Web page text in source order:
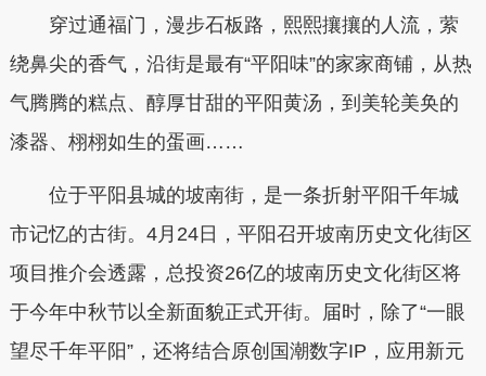
穿过通福门，漫步石板路，熙熙攘攘的人流，萦
绕鼻尖的香气，沿街是最有“平阳味”的家家商铺，从热
气腾腾的糕点、醇厚甘甜的平阳黄汤，到美轮美奂的
漆器、栩栩如生的蛋画……
位于平阳县城的坡南街，是一条折射平阳千年城
市记忆的古街。4月24日，平阳召开坡南历史文化街区
项目推介会透露，总投资26亿的坡南历史文化街区将
于今年中秋节以全新面貌正式开街。届时，除了“一眼
望尽千年平阳”，还将结合原创国潮数字IP，应用新元